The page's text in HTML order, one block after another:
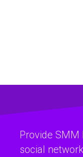
Provide SMM
social